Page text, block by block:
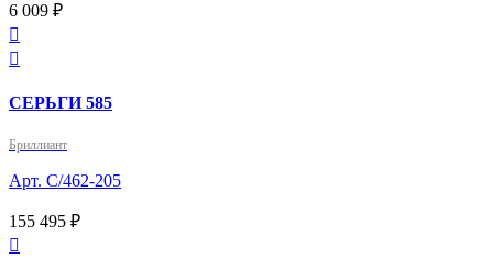
6 009 ₽


СЕРЬГИ 585
Бриллиант
Арт. С/462-205
155 495 ₽
